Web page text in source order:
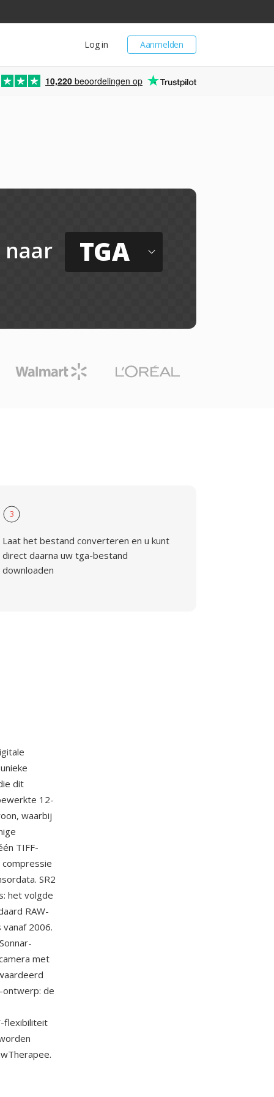
Aanmelden
Log in
10,220 beoordelingen op
naar TGA
3
Laat het bestand converteren en u kunt
direct daarna uw tga-bestand
downloaden
dit
12-
waarbij
TIFF-
SR2
het volgde
RAW-
2006.
met
ontwerp: de
flexibiliteit